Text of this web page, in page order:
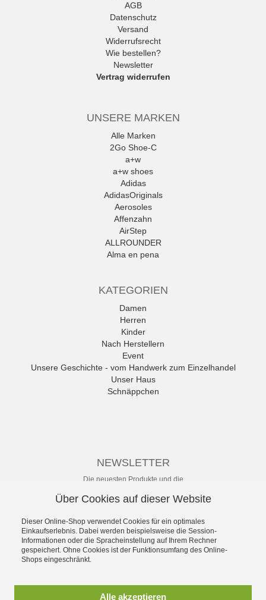
AGB
Datenschutz
Versand
Widerrufsrecht
Wie bestellen?
Newsletter
Vertrag widerrufen
UNSERE MARKEN
Alle Marken
2Go Shoe-C
a+w
a+w shoes
Adidas
AdidasOriginals
Aerosoles
Affenzahn
AirStep
ALLROUNDER
Alma en pena
Amani
Andrea Conti
ANWR
anwr Schuh
ANXXXX
Apple of Eden
Ara
Mehr
KATEGORIEN
Damen
Herren
Kinder
Nach Herstellern
Event
Unsere Geschichte - vom Handwerk zum Einzelhandel
Unser Haus
Schnäppchen
NEWSLETTER
Die neuesten Produkte und die
Ihr nichts mehr verpasst.
Abonnieren
Versandkosten** unverbindliche Preisempfehlung
Über Cookies auf dieser Website
Dieser Online-Shop verwendet Cookies für ein optimales
Einkaufserlebnis. Dabei werden beispielsweise die Session-
Informationen oder die Spracheinstellung auf Ihrem Rechner
gespeichert. Ohne Cookies ist der Funktionsumfang des Online-
Shops eingeschränkt.
Alle akzeptieren